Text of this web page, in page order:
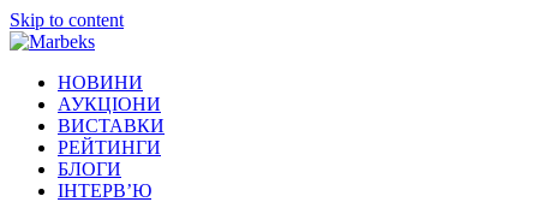
Skip to content
НОВИНИ
АУКЦІОНИ
ВИСТАВКИ
РЕЙТИНГИ
БЛОГИ
ІНТЕРВ’Ю